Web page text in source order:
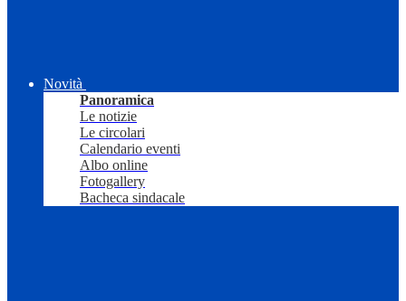
Novità
Panoramica
Le notizie
Le circolari
Calendario eventi
Albo online
Fotogallery
Bacheca sindacale